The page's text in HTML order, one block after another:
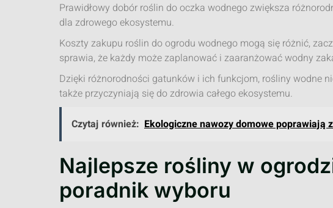
Prawidłowy dobór roślin do oczka wodnego zwiększa
dla zdrowego ekosystemu.
Koszty zakupu roślin do ogrodu wodnego mogą się różnić,
sprawia, że każdy może zaplanować i zaaranżować wodny
Dzięki różnorodności gatunków i ich funkcjom, rośliny wodne
także przyczyniają się do zdrowia całego ekosystemu.
Czytaj również: Ekologiczne nawozy domowe poprawiają
Najlepsze rośliny w
poradnik wyboru